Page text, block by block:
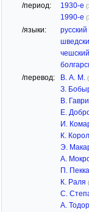
/период: 1930-е
1990-е
/языки: русский
чешский
/перевод: В. А. М.
З.
В.
Е.
И.
К.
Э.
А.
П.
К. Раля
С.
А.